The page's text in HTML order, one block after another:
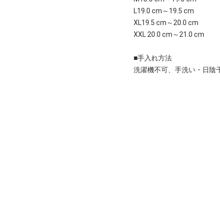
L19.0 cm～19.5 cm
XL19.5 cm～20.0 cm
XXL 20.0 cm～21.0 cm
■手入れ方法
洗濯機不可、手洗い・日陰